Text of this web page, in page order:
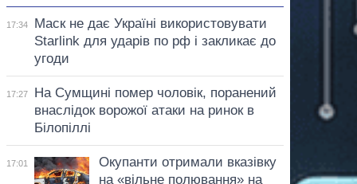
17:34
Маск не дає Україні використовувати
Starlink для ударів по рф і закликає до
угоди
17:27
На Сумщині помер чоловік, поранений
внаслідок ворожої атаки на ринок в
Білопіллі
17:01
Окупанти отримали вказівку
на «вільне полювання» на